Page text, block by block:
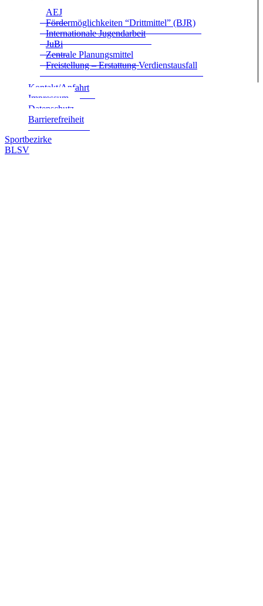
AEJ
För­der­mög­lich­kei­ten “Dritt­mit­tel” (BJR)
Inter­na­tio­nale Jugend­ar­beit
JuBi
Zen­trale Pla­nungs­mit­tel
Frei­stel­lung – Erstat­tung Ver­dienst­aus­fall
Kontakt/Anfahrt
Impres­sum
Daten­schutz
Bar­rie­re­frei­heit
Sportbezirke
BLSV